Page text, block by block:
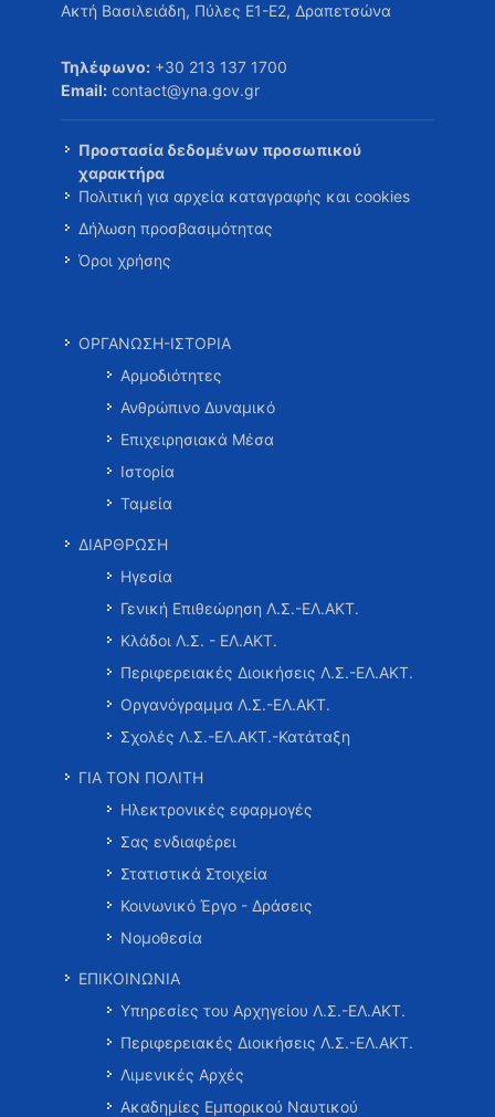
Ακτή Βασιλειάδη, Πύλες Ε1-Ε2, Δραπετσώνα
Τηλέφωνο: +30 213 137 1700
Email: contact@yna.gov.gr
Προστασία δεδομένων προσωπικού
χαρακτήρα
Πολιτική για αρχεία καταγραφής και cookies
Δήλωση προσβασιμότητας
Όροι χρήσης
ΟΡΓΑΝΩΣΗ-ΙΣΤΟΡΙΑ
Αρμοδιότητες
Ανθρώπινο Δυναμικό
Επιχειρησιακά Μέσα
Ιστορία
Ταμεία
ΔΙΑΡΘΡΩΣΗ
Ηγεσία
Γενική Επιθεώρηση Λ.Σ.-ΕΛ.ΑΚΤ.
Κλάδοι Λ.Σ. - ΕΛ.ΑΚΤ.
Περιφερειακές Διοικήσεις Λ.Σ.-ΕΛ.ΑΚΤ.
Οργανόγραμμα Λ.Σ.-ΕΛ.ΑΚΤ.
Σχολές Λ.Σ.-ΕΛ.ΑΚΤ.-Κατάταξη
ΓΙΑ ΤΟΝ ΠΟΛΙΤΗ
Ηλεκτρονικές εφαρμογές
Σας ενδιαφέρει
Στατιστικά Στοιχεία
Κοινωνικό Έργο - Δράσεις
Νομοθεσία
ΕΠΙΚΟΙΝΩΝΙΑ
Υπηρεσίες του Αρχηγείου Λ.Σ.-ΕΛ.ΑΚΤ.
Περιφερειακές Διοικήσεις Λ.Σ.-ΕΛ.ΑΚΤ.
Λιμενικές Αρχές
Ακαδημίες Εμπορικού Ναυτικού